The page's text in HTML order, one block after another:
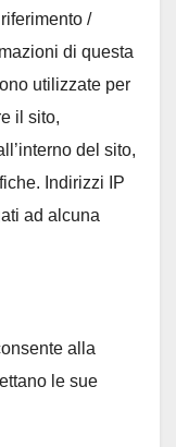
/
di questa
utilizzate per
il sito,
del sito,
Indirizzi IP
ad alcuna
alla
le sue